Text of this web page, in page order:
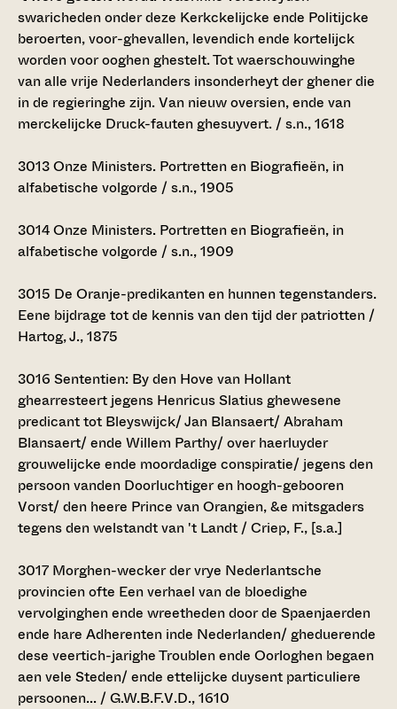
swaricheden onder deze Kerkckelijcke ende Politijcke
beroerten, voor-ghevallen, levendich ende kortelijck
worden voor ooghen ghestelt. Tot waerschouwinghe
van alle vrije Nederlanders insonderheyt der ghener die
in de regieringhe zijn. Van nieuw oversien, ende van
merckelijcke Druck-fauten ghesuyvert. / s.n., 1618
3013Onze Ministers. Portretten en Biografieën, in
alfabetische volgorde / s.n., 1905
3014Onze Ministers. Portretten en Biografieën, in
alfabetische volgorde / s.n., 1909
3015 De Oranje-predikanten en hunnen tegenstanders.
Eene bijdrage tot de kennis van den tijd der patriotten /
Hartog, J., 1875
3016 Sententien: By den Hove van Hollant
ghearresteert jegens Henricus Slatius ghewesene
predicant tot Bleyswijck/ Jan Blansaert/ Abraham
Blansaert/ ende Willem Parthy/ over haerluyder
grouwelijcke ende moordadige conspiratie/ jegens den
persoon vanden Doorluchtiger en hoogh-gebooren
Vorst/ den heere Prince van Orangien, &e mitsgaders
tegens den welstandt van 't Landt / Criep, F., [s.a.]
3017 Morghen-wecker der vrye Nederlantsche
provincien ofte Een verhael van de bloedighe
vervolginghen ende wreetheden door de Spaenjaerden
ende hare Adherenten inde Nederlanden/ gheduerende
dese veertich-jarighe Troublen ende Oorloghen begaen
aen vele Steden/ ende ettelijcke duysent particuliere
persoonen... / G.W.B.F.V.D., 1610